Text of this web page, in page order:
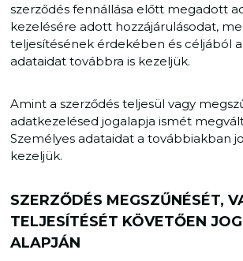
szerződés fennállása előtt megadott
kezelésére adott hozzájárulásodat,
teljesítésének érdekében és céljából
adataidat továbbra is kezeljük.
Amint a szerződés teljesül vagy
adatkezelésed jogalapja ismét
Személyes adataidat a továbbiakban
kezeljük.
SZERZŐDÉS MEGSZŰNÉSÉT,
TELJESÍTÉSÉT KÖVETŐEN
ALAPJÁN